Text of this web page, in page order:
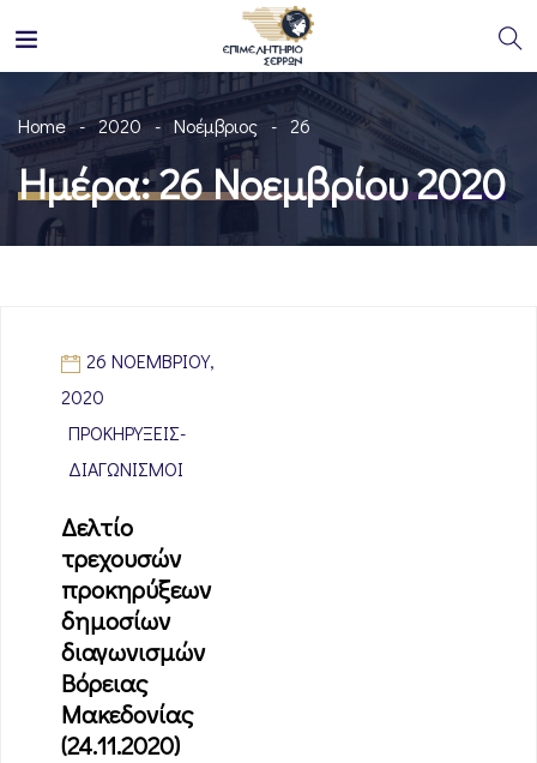
Home 2020 Νοέμβριος 26
Ημέρα:26 Νοεμβρίου 2020
26 ΝΟΕΜΒΡΊΟΥ,
2020
ΠΡΟΚΗΡΎΞΕΙΣ-
ΔΙΑΓΩΝΙΣΜΟΊ
Δελτίο
τρεχουσών
προκηρύξεων
δημοσίων
διαγωνισμών
Βόρειας
Μακεδονίας
(24.11.2020)